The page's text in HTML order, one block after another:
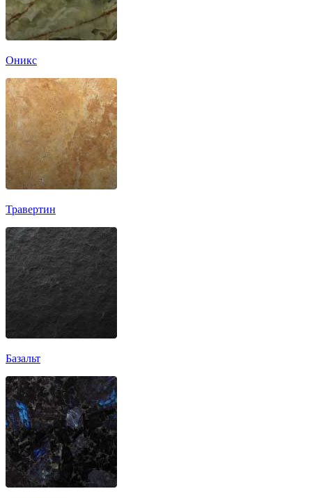
Оникс
Травертин
Базальт